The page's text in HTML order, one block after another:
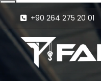
+90 264 275 20 01